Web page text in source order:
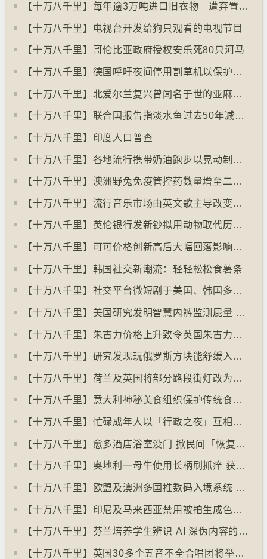
【十万八千里】每年逾3万吨进口旧衣物 遭弃置于智利北部沙漠
【十万八千里】电视台开发给狗只观看的电视节目
【十万八千里】哥伦比亚政府授权安乐死80只河马
【十万八千里】德国呼吁夜间停用割草机以保护刺猬等动物
【十万八千里】北爱尔兰复兴曾闻名于世的亚麻布产业
【十万八千里】联合国报告指淡水鱼过去50年减少逾八成
【十万八千里】印度人口普查
【十万八千里】各地流行携带奶油跑步以晃动制造新鲜牛油
【十万八千里】澳洲野兔免疫管控药数量增至二亿只
【十万八千里】流行音乐市场由英文歌主导改变为多国语言歌曲
【十万八千里】英伦银行发新钞拟用动物取代历史人物
【十万八千里】可可价格创新高后大幅回落影响农民生计
【十万八千里】韩国社交新潮流：轻轻松松食薯条
【十万八千里】社交平台微短剧于美国、韩国多地掀热潮
【十万八千里】美国研究发明智慧内裤监测屁量 以助改善消化系统
【十万八千里】朱古力价格上升致令英国朱古力盗窃案高升
【十万八千里】研究发现玩俄罗斯方块能舒缓入侵性创伤后遗症
【十万八千里】荷兰及英国将部分路段街灯改为红色
【十万八千里】意大利神秘美食组织保护传统食物、烹饪方法和菜肴
【十万八千里】忙碌成年人以「行政之夜」互相督促完成搁置私务
【十万八千里】愈多酒店浴室没门 掀民间「恢复浴室门」倡议运动
【十万八千里】奥地利一母牛使用长柄刷抓痒 获科学家确定懂得使用工具
【十万八千里】欧盟及澳洲多国推数码入境系统 毋须护照盖章
【十万八千里】印尼及马来西亚禁用被拍生成色情影像的人工智能平台Grok
【十万八千里】芬兰培养学生辨识 AI 深伪内容的能力
【十万八千里】英国30多个五音不全合唱团将举行十周年志庆